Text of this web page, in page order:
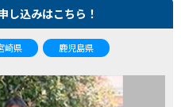
し込みはこちら！
崎県 鹿児島県